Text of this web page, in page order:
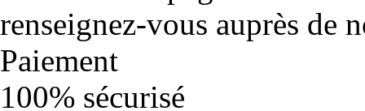
renseignez-vous auprès de
Paiement
100% sécurisé